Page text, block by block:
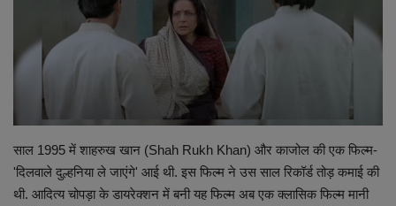
छत्तीसगढ़ इतिहास
मनोरंजन
विविध
साल 1995 में शाहरुख खान (Shah Rukh Khan) और काजोल की एक फिल्म-
'दिलवाले दुल्हनिया ले जाएंगे' आई थी. इस फिल्म ने उस साल रिकॉर्ड तोड़ कमाई की
थी. आदित्य चोपड़ा के डायरेक्शन में बनी यह फिल्म अब एक क्लासिक फिल्म मानी